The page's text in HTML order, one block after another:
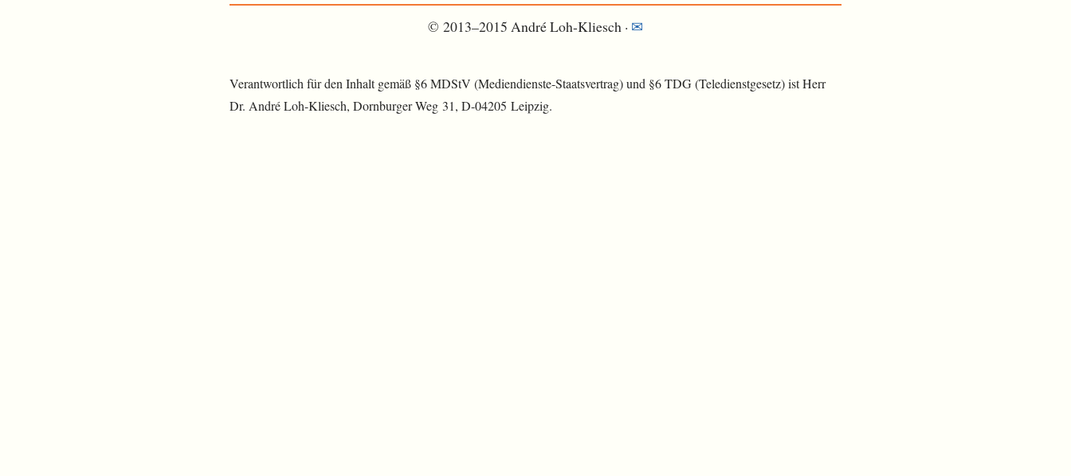
© 2013–2015 André Loh-Kliesch · ✉
Verantwortlich für den Inhalt gemäß §6 MDStV (Mediendienste-Staatsvertrag) und §6 TDG (Teledienstgesetz) ist Herr
Dr. André Loh-Kliesch, Dornburger Weg 31, D-04205 Leipzig.